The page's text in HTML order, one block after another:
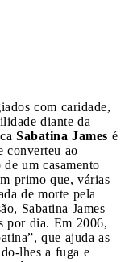
com caridade,
diante da
Sabatina James é
converteu ao
um casamento
primo que, várias
de morte pela
Sabatina James
por dia. Em 2006,
que ajuda as
lhes a fuga e